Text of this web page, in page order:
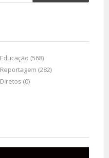
Educação (568)
Reportagem (282)
Diretos (0)